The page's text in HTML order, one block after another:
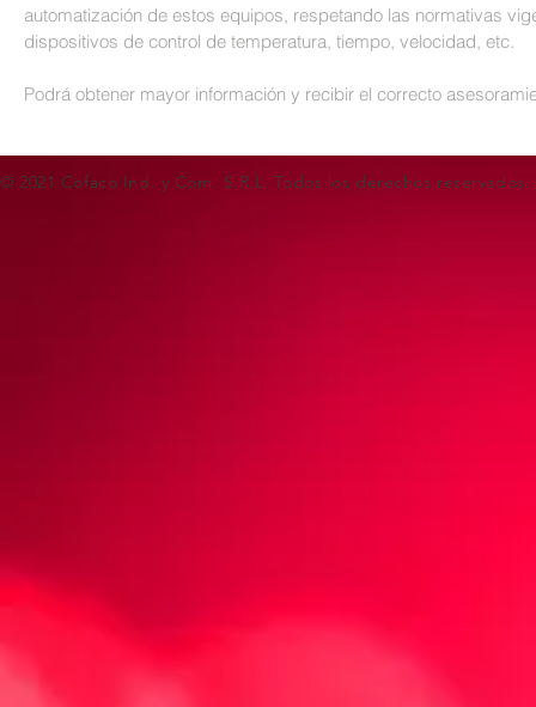
automatización de estos equipos, respetando las normativas
dispositivos de control de temperatura, tiempo, velocidad, etc.
Podrá obtener mayor información y recibir el correcto
© 2021 Cofaco Ind. y Com. S.R.L. Todos los derechos reservados.